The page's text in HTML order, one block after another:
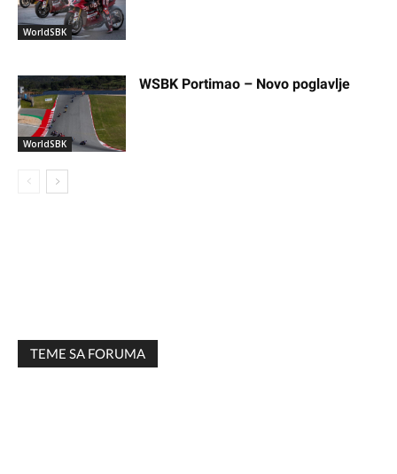
WorldSBK
WorldSBK
WSBK Portimao – Novo poglavlje
TEME SA FORUMA